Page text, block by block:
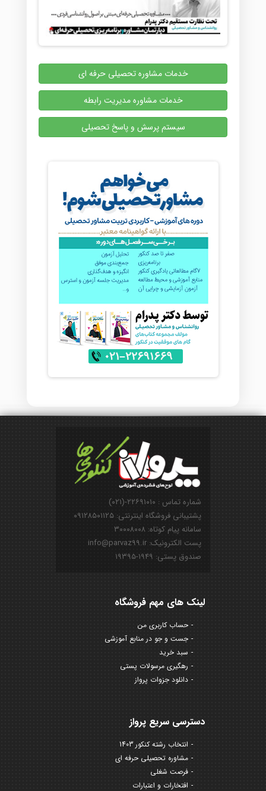
خدمات مشاوره تحصیلی حرفه ای
خدمات مشاوره مدیریت رابطه
سیستم پرسش و پاسخ تحصیلی
شماره تماس : ۲۲۶۹۱۰۱۰-(۰۲۱)
پشتیبانی فروشگاه اینترنتی: ۰۹۱۲۸۵۰۱۱۲۵
سامانه پیام کوتاه: ۳۰۰۰۸۰۰۸
پست الکترونیک: info@parvaz99.ir
صندوق پستی: ۱۹۴۹-۱۹۳۹۵
لینک های مهم فروشگاه
حساب کاربری من
جست و جو در منابع آموزشی
سبد خرید
رهگیری مرسولات پستی
دانلود جزوات پرواز
دسترسی سریع پرواز
انتخاب رشته کنکور 1403
مشاوره تحصیلی حرفه ای
فرصت شغلی
افتخارات و اعتبارات